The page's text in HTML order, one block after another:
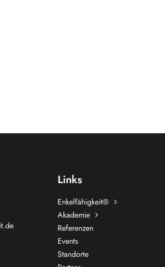
Links
Enkelfähigkeit®
Akademie
Referenzen
Events
Standorte